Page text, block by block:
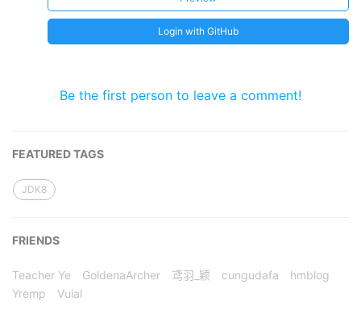
Login with GitHub
Be the first person to leave a comment!
FEATURED TAGS
JDK8
FRIENDS
Teacher Ye GoldenaArcher 鸢羽_颖 cungudafa
hmblog
Yremp
Vuial